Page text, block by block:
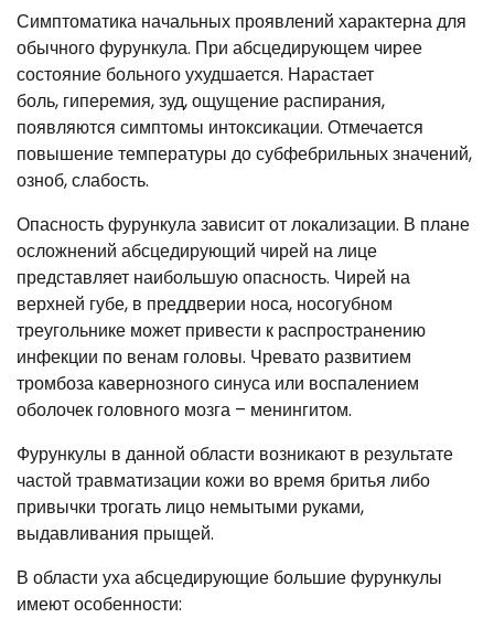
Симптоматика начальных проявлений характерна для
обычного фурункула. При абсцедирующем чирее
состояние больного ухудшается. Нарастает
боль, гиперемия, зуд, ощущение распирания,
появляются симптомы интоксикации. Отмечается
повышение температуры до субфебрильных значений,
озноб, слабость.
Опасность фурункула зависит от локализации. В плане
осложнений абсцедирующий чирей на лице
представляет наибольшую опасность. Чирей на
верхней губе, в преддверии носа, носогубном
треугольнике может привести к распространению
инфекции по венам головы. Чревато развитием
тромбоза кавернозного синуса или воспалением
оболочек головного мозга – менингитом.
Фурункулы в данной области возникают в результате
частой травматизации кожи во время бритья либо
привычки трогать лицо немытыми руками,
выдавливания прыщей.
В области уха абсцедирующие большие фурункулы
имеют особенности: